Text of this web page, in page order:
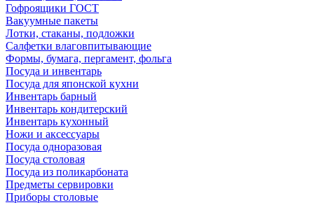
Гофроящики ГОСТ
Вакуумные пакеты
Лотки, стаканы, подложки
Салфетки влаговпитывающие
Формы, бумага, пергамент, фольга
Посуда и инвентарь
Посуда для японской кухни
Инвентарь барный
Инвентарь кондитерский
Инвентарь кухонный
Ножи и аксессуары
Посуда одноразовая
Посуда столовая
Посуда из поликарбоната
Предметы сервировки
Приборы столовые